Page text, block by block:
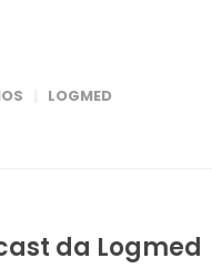
LOGMED
da Logmed